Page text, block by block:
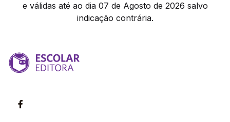
e válidas até ao dia 07 de Agosto de 2026 salvo
indicação contrária.